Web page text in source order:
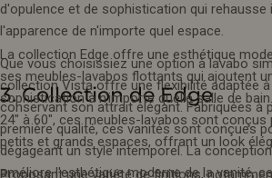
d'opulence et de sophistication qui
l'apparence de n'importe quel espace.
Que vous choisissiez une option à lavabo
collection Vista offre une flexibilité adaptée
conservant son attrait élégant. Fabriquées à
première qualité, ces vanités sont conçues
dégageant un style intemporel. La
améliore l'esthétique moderne de la vanité,
3. Collection de Edge
La collection Edge offre une esthétique
ses meubles-lavabos flottants qui ajoutent
sophistication à n'importe quelle salle de
24" à 60", ces meubles-lavabos sont conçus
petits et grands espaces, offrant un look
Proposant une variété de finitions,